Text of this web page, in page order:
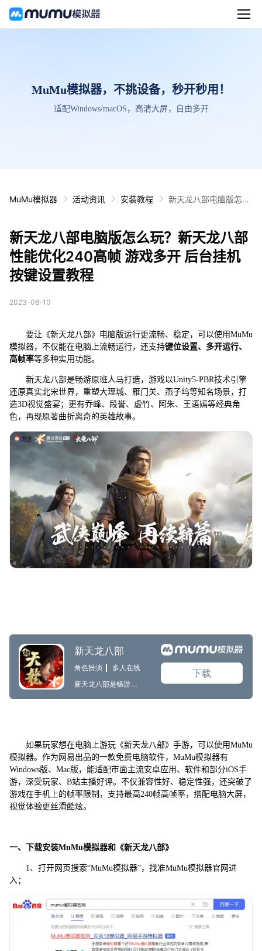
MuMu模拟器，不挑设备，秒开秒用！
适配Windows/macOS，高清大屏，自由多开
MuMu模拟器 活动资讯 安装教程
新天龙八部电脑版怎么
后台挂机 按键设置教程
新天龙八部电脑版怎么玩？新天龙八部
性能优化240高帧 游戏多开 后台挂机
按键设置教程
2023-08-10
要让《新天龙八部》电脑版运行更流畅、稳定，可以使用MuMu
模拟器，不仅能在电脑上流畅运行，还支持键位设置、多开运行、
高帧率等多种实用功能。
新天龙八部是畅游原班人马打造，游戏以Unity5-PBR技术引擎
还原真实北宋世界，重塑大理城、雁门关、燕子坞等知名场景，打
造3D视觉盛宴；更有乔峰、段誉、虚竹、阿朱、王语嫣等经典角
色，再现原著曲折离奇的英雄故事。
如果玩家想在电脑上游玩《新天龙八部》手游，可以使用MuMu
模拟器。作为网易出品的一款免费电脑软件，MuMu模拟器有
Windows版、Mac版，能适配市面主流安卓应用、软件和部分iOS手
游，深受玩家、B站主播好评。不仅兼容性好、稳定性强，还突破了
游戏在手机上的帧率限制，支持最高240帧高帧率，搭配电脑大屏，
视觉体验更丝滑酷炫。
一、下载安装MuMu模拟器和《新天龙八部》
1、打开网页搜索“MuMu模拟器”，找准MuMu模拟器官网进
入；